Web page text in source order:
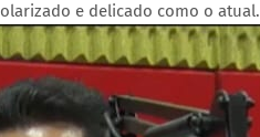
e delicado como o atual.